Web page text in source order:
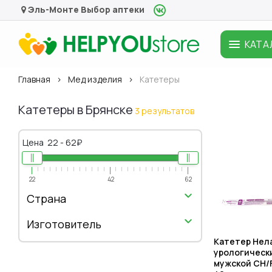
Эль-Монте Выбор аптеки
Главная Мед изделия Катетеры
Катетеры в Брянске 3 результатов
Катетер
мужской CН/
Цена 22 - 62₽
22 42 62
Страна
Изготовитель